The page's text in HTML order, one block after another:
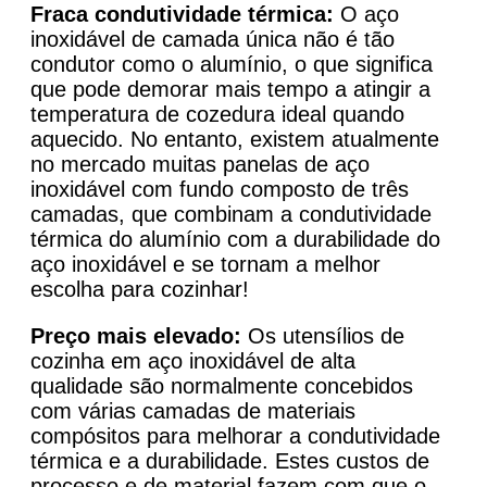
Fraca condutividade térmica: O aço
inoxidável de camada única não é tão
condutor como o alumínio, o que significa
que pode demorar mais tempo a atingir a
temperatura de cozedura ideal quando
aquecido. No entanto, existem atualmente
no mercado muitas panelas de aço
inoxidável com fundo composto de três
camadas, que combinam a condutividade
térmica do alumínio com a durabilidade do
aço inoxidável e se tornam a melhor
escolha para cozinhar!
Preço mais elevado: Os utensílios de
cozinha em aço inoxidável de alta
qualidade são normalmente concebidos
com várias camadas de materiais
compósitos para melhorar a condutividade
térmica e a durabilidade. Estes custos de